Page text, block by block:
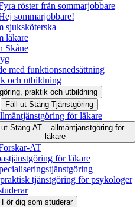
röster från sommarjobbare
sommarjobbare!
sjuksköterska
läkare
Skåne
med funktionsnedsättning
och utbildning
praktik och utbildning
Fäll ut Stäng Tjänstgöring
för läkare
ut Stäng AT – allmäntjänstgöring för
läkare
AT
för läkare
tjänstgöring för psykologer
För dig som studerar